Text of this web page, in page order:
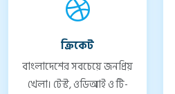
ক্রিকেট
বাংলাদেশের সবচেয়ে জনপ্রিয়
খেলা। টেস্ট, ওডিআই ও টি-